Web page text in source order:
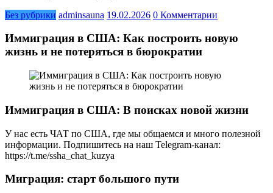
Без рубрики adminsauna 19.02.2026 0 Комментарии
Иммиграция в США: Как построить новую
жизнь и не потеряться в бюрократии
Иммиграция в США: В поисках новой жизни
У нас есть ЧАТ по США, где мы общаемся и много полезной
информации. Подпишитесь на наш Telegram-канал:
https://t.me/ssha_chat_kuzya
Миграция: старт большого пути